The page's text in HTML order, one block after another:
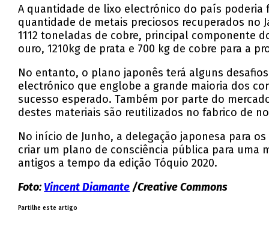
A quantidade de lixo electrónico do país poderia
quantidade de metais preciosos recuperados no
1112 toneladas de cobre, principal componente
ouro, 1210kg de prata e 700 kg de cobre para a
No entanto, o plano japonês terá alguns
electrónico que englobe a grande maioria dos
sucesso esperado. Também por parte do
destes materiais são reutilizados no fabrico de
No início de Junho, a delegação japonesa para
criar um plano de consciência pública para uma
antigos a tempo da edição Tóquio 2020.
Foto:Vincent Diamante /Creative Commons
Partilhe este artigo